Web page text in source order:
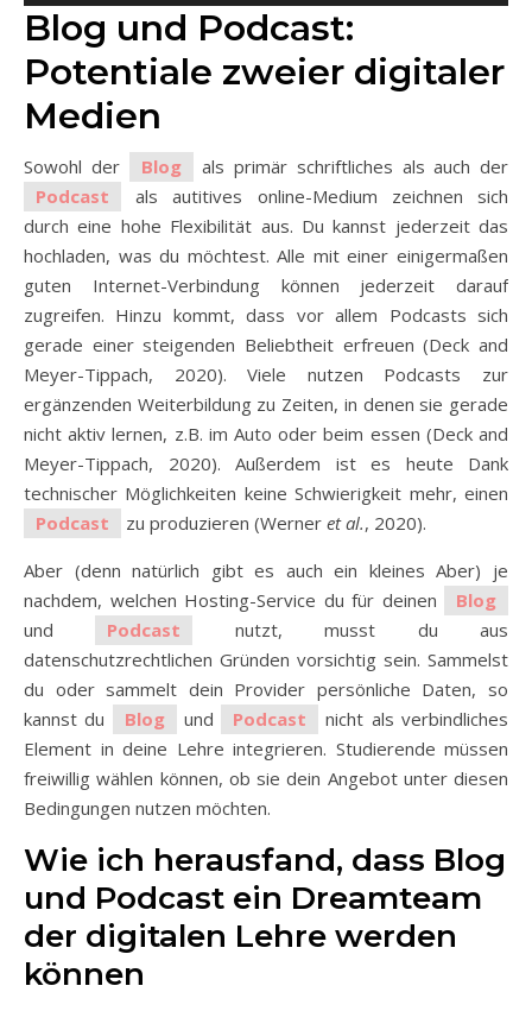
Blog und Podcast:
Potentiale zweier digitaler
Medien
Sowohl der Blog
als primär schriftliches als auch der
Podcast
als autitives online-Medium zeichnen sich
durch eine hohe Flexibilität aus. Du kannst jederzeit das
hochladen, was du möchtest. Alle mit einer einigermaßen
guten Internet-Verbindung können jederzeit darauf
zugreifen. Hinzu kommt, dass vor allem Podcasts sich
gerade einer steigenden Beliebtheit erfreuen​(Deck and
Meyer-Tippach, 2020)​. Viele nutzen Podcasts zur
ergänzenden Weiterbildung zu Zeiten, in denen sie gerade
nicht aktiv lernen, z.B. im Auto oder beim essen ​(Deck and
Meyer-Tippach, 2020)​. Außerdem ist es heute Dank
technischer Möglichkeiten keine Schwierigkeit mehr, einen
Podcast
zu produzieren (Werner ​et al.​, 2020).
Aber (denn natürlich gibt es auch ein kleines Aber) je
nachdem, welchen Hosting-Service du für deinen
Blog
und
Podcast
nutzt, musst du aus
datenschutzrechtlichen Gründen vorsichtig sein. Sammelst
du oder sammelt dein Provider persönliche Daten, so
kannst du
Blog und Podcast
nicht als verbindliches
Element in deine Lehre integrieren. Studierende müssen
freiwillig wählen können, ob sie dein Angebot unter diesen
Bedingungen nutzen möchten.
Wie ich herausfand, dass Blog
und Podcast ein Dreamteam
der digitalen Lehre werden
können